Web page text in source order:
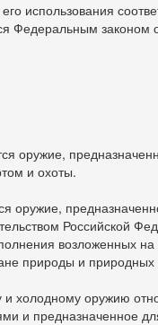
использования
Федеральным
оружие,
и охоты.
оружие,
Российской
возложенных
природы и
холодному оружию
и предназначенное